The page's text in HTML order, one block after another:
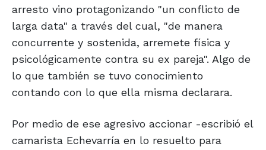
arresto vino protagonizando "un conflicto de
larga data" a través del cual, "de manera
concurrente y sostenida, arremete física y
psicológicamente contra su ex pareja". Algo de
lo que también se tuvo conocimiento
contando con lo que ella misma declarara.
Por medio de ese agresivo accionar -escribió el
camarista Echevarría en lo resuelto para